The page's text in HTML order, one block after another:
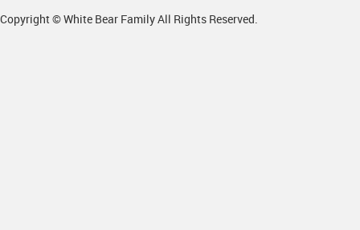
Copyright © White Bear Family All Rights Reserved.